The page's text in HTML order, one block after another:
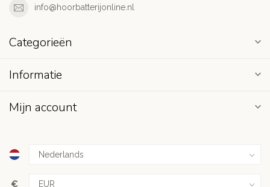
info@hoorbatterijonline.nl
Categorieën
Informatie
Mijn account
€